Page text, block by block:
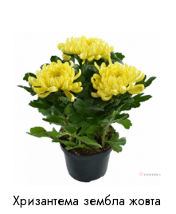
Хризантема зембла жовта